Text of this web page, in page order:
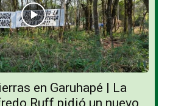
en Garuhapé | La
Ruff pidió un nuevo